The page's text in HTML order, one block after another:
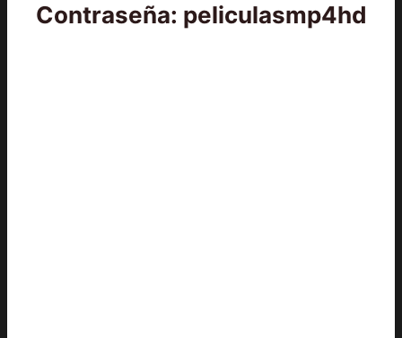
Contraseña: peliculasmp4hd